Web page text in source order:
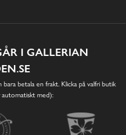
I GALLERIAN
betala en frakt. Klicka på valfri butik
med):